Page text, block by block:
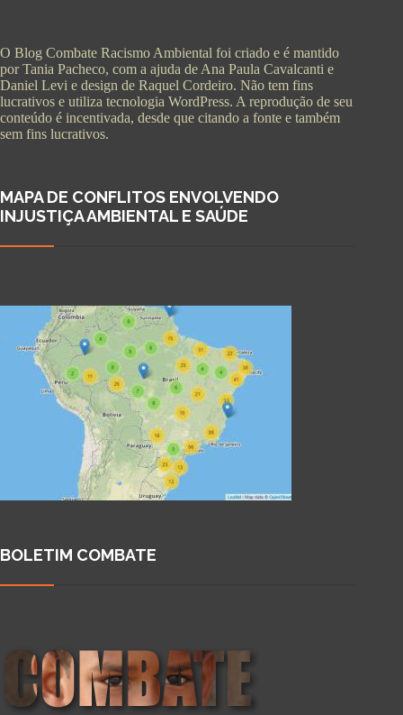
O Blog Combate Racismo Ambiental foi criado e é mantido
por Tania Pacheco, com a ajuda de Ana Paula Cavalcanti e
Daniel Levi e design de Raquel Cordeiro. Não tem fins
lucrativos e utiliza tecnologia WordPress. A reprodução de seu
conteúdo é incentivada, desde que citando a fonte e também
sem fins lucrativos.
MAPA DE CONFLITOS ENVOLVENDO
INJUSTIÇA AMBIENTAL E SAÚDE
BOLETIM COMBATE